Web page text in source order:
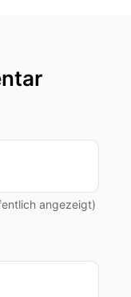
angezeigt)